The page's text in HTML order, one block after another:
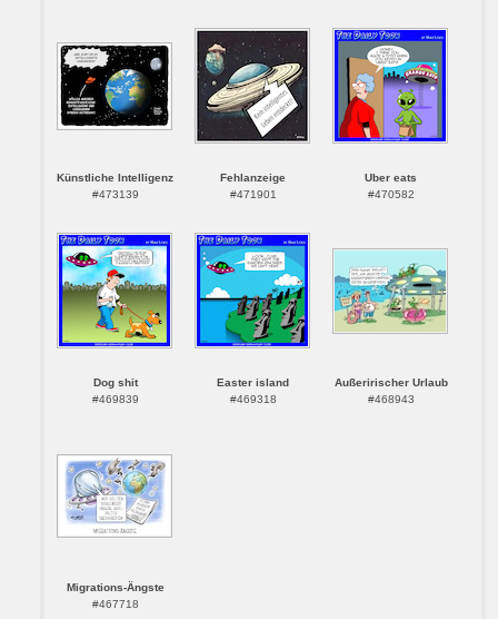
Künstliche Intelligenz
#473139
Fehlanzeige
#471901
Uber eats
#470582
Dog shit
#469839
Easter island
#469318
Außeririscher Urlaub
#468943
Migrations-Ängste
#467718